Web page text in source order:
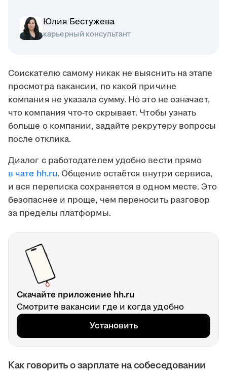
Юлия Бестужева
карьерный консультант
Соискателю самому никак не выяснить на этапе
просмотра вакансии, по какой причине
компания не указала сумму. Но это не означает,
что компания что-то скрывает. Чтобы узнать
больше о компании, задайте рекрутеру вопросы
после отклика.
Диалог с работодателем удобно вести прямо
в чате hh.ru. Общение остаётся внутри сервиса,
и вся переписка сохраняется в одном месте. Это
безопаснее и проще, чем переносить разговор
за пределы платформы.
Скачайте приложение hh.ru
Смотрите вакансии где и когда удобно
Установить
Как говорить о зарплате на собеседовании